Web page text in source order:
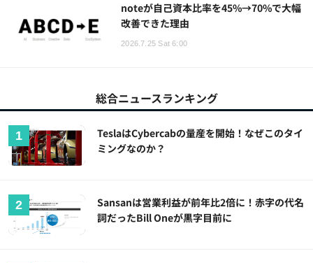
noteが自己資本比率を45%→70%で大幅
改善できた理由
2026.7.25 Sat 6:00
総合ニュースランキング
TeslaはCybercabの量産を開始！なぜこのタイ
ミングなのか？
Sansanは営業利益が前年比2倍に！赤字の代名
詞だったBill Oneが黒字目前に